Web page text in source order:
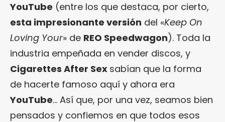
YouTube (entre los que destaca, por cierto,
esta impresionante versión del «Keep On
Loving Your» de REO Speedwagon). Toda la
industria empeñada en vender discos, y
Cigarettes After Sex sabían que la forma
de hacerte famoso aquí y ahora era
YouTube… Así que, por una vez, seamos bien
pensados y confiemos en que todos esos